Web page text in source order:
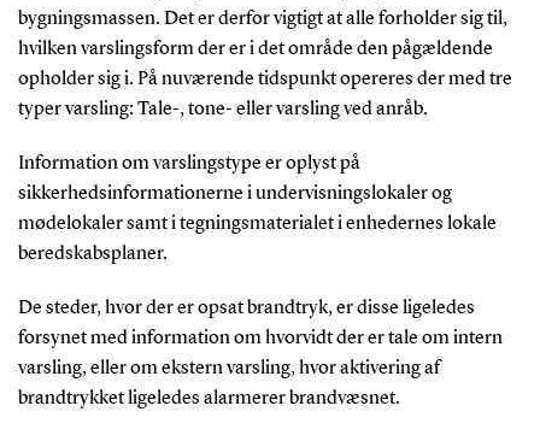
bygningsmassen. Det er derfor vigtigt at alle forholder sig til,
hvilken varslingsform der er i det område den pågældende
opholder sig i. På nuværende tidspunkt opereres der med tre
typer varsling: Tale-, tone- eller varsling ved anråb.
Information om varslingstype er oplyst på
sikkerhedsinformationerne i undervisningslokaler og
mødelokaler samt i tegningsmaterialet i enhedernes lokale
beredskabsplaner.
De steder, hvor der er opsat brandtryk, er disse ligeledes
forsynet med information om hvorvidt der er tale om intern
varsling, eller om ekstern varsling, hvor aktivering af
brandtrykket ligeledes alarmerer brandvæsnet.